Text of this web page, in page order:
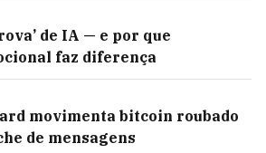
de IA — e por que
faz diferença
movimenta bitcoin roubado
de mensagens